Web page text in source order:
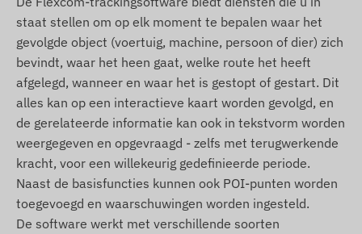
en verwerkingssysteem bij gebruik van de
trackingsoftware. Het apparaat communiceert via
de netwerken van mobiele operators met behulp
van de ingebouwde (verwisselbare) SIM-kaart.
Werkingsregio
Het apparaat is compatibel met GSM-netwerken
die in de volgende regio's werken:
2G: Wereldwijd
Aankoopopties
staat stellen om op elk moment te bepalen waar het
gevolgde object (voertuig, machine, persoon of dier) zich
bevindt, waar het heen gaat, welke route het heeft
afgelegd, wanneer en waar het is gestopt of gestart. Dit
alles kan op een interactieve kaart worden gevolgd, en
de gerelateerde informatie kan ook in tekstvorm worden
weergegeven en opgevraagd - zelfs met terugwerkende
kracht, voor een willekeurig gedefinieerde periode.
Naast de basisfuncties kunnen ook POI-punten worden
toegevoegd en waarschuwingen worden ingesteld.
De software werkt met verschillende soorten